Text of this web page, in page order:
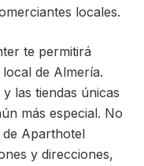
locales.
te permitirá
de Almería.
las tiendas únicas
más especial. No
Aparthotel
y direcciones,